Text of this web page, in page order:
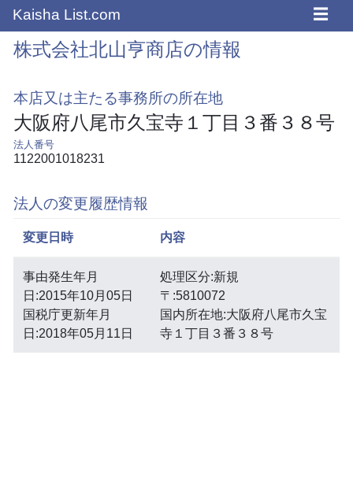
Kaisha List.com ☰
株式会社北山亨商店の情報
本店又は主たる事務所の所在地
大阪府八尾市久宝寺１丁目３番３８号
法人番号
1122001018231
法人の変更履歴情報
変更日時 内容
事由発生年月
日:2015年10月05日
国税庁更新年月
日:2018年05月11日
処理区分:新規
〒:5810072
国内所在地:大阪府八尾市久宝
寺１丁目３番３８号